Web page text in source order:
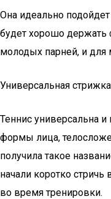
Она идеально
будет хорошо держать
молодых парней, и для
Универсальная
Теннис универсальна
формы лица,
получила такое
начали коротко
во время тренировки.